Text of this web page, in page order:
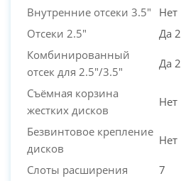
Внутренние отсеки 3.5"
Нет
Отсеки 2.5"
Да 2
Комбинированный
отсек для 2.5"/3.5"
Да 2
Съёмная корзина
жестких дисков
Нет
Безвинтовое крепление
дисков
Нет
Слоты расширения
7